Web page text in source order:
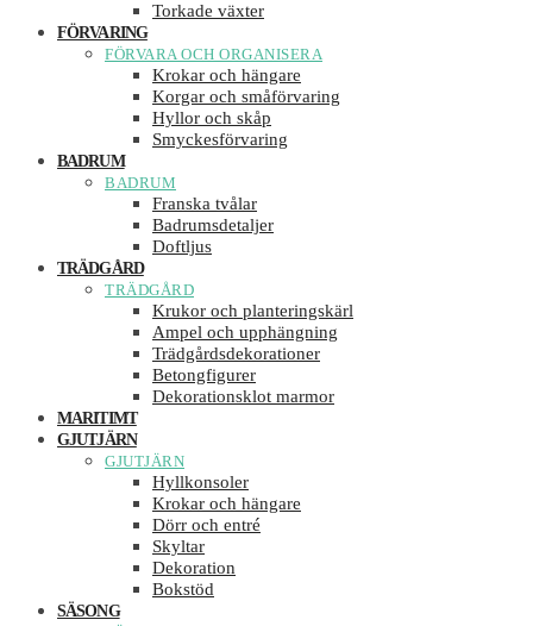
Torkade växter
FÖRVARING
FÖRVARA OCH ORGANISERA
Krokar och hängare
Korgar och småförvaring
Hyllor och skåp
Smyckesförvaring
BADRUM
BADRUM
Franska tvålar
Badrumsdetaljer
Doftljus
TRÄDGÅRD
TRÄDGÅRD
Krukor och planteringskärl
Ampel och upphängning
Trädgårdsdekorationer
Betongfigurer
Dekorationsklot marmor
MARITIMT
GJUTJÄRN
GJUTJÄRN
Hyllkonsoler
Krokar och hängare
Dörr och entré
Skyltar
Dekoration
Bokstöd
SÄSONG